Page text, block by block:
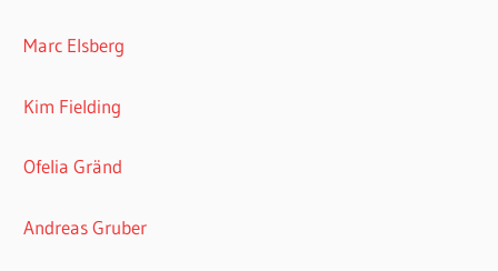
Marc Elsberg
Kim Fielding
Ofelia Gränd
Andreas Gruber